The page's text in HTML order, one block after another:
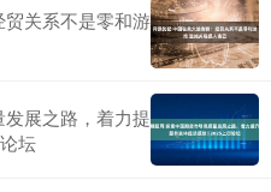
关系不是零和游
展之路，着力提
坛